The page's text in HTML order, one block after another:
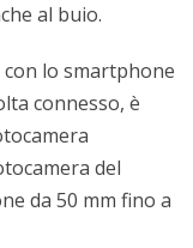
al buio.
lo smartphone
connesso, è
del
da 50 mm fino a